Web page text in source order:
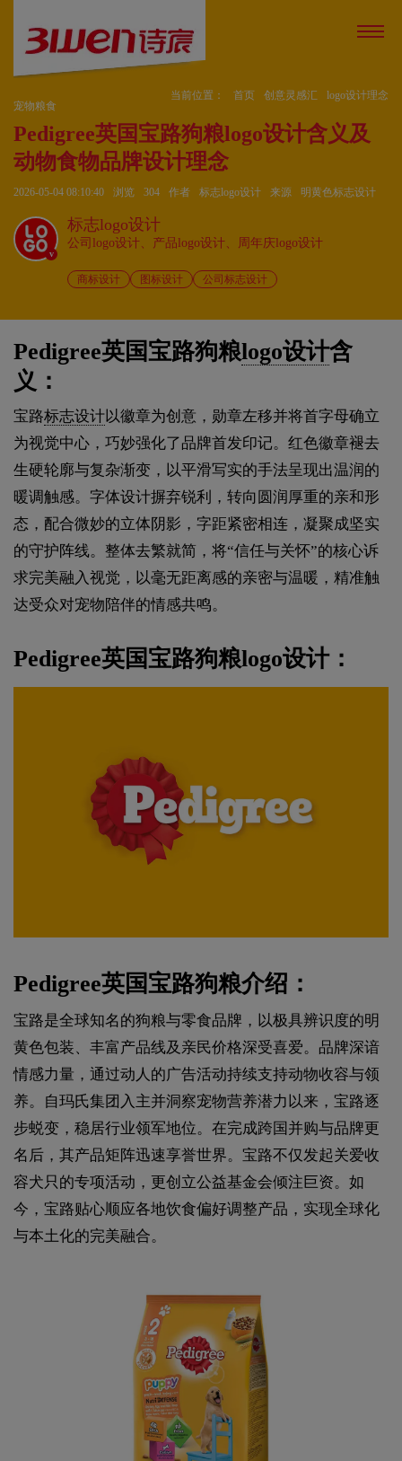
当前位置： 首页 创意灵感汇
logo设计理念
宠物粮食
Pedigree英国宝路狗粮logo设计含义及
动物食物品牌设计理念
2026-05-04 08:10:40 浏览 304 作者 标志logo设计 来源 明黄色标志设计
v
标志logo设计
公司logo设计、产品logo设计、周年庆logo设计
商标设计 图标设计 公司标志设计
Pedigree英国宝路狗粮logo设计含
义：
宝路标志设计以徽章为创意，勋章左移并将首字母确立
为视觉中心，巧妙强化了品牌首发印记。红色徽章褪去
生硬轮廓与复杂渐变，以平滑写实的手法呈现出温润的
暖调触感。字体设计摒弃锐利，转向圆润厚重的亲和形
态，配合微妙的立体阴影，字距紧密相连，凝聚成坚实
的守护阵线。整体去繁就简，将“信任与关怀”的核心诉
求完美融入视觉，以毫无距离感的亲密与温暖，精准触
达受众对宠物陪伴的情感共鸣。
Pedigree英国宝路狗粮logo设计：
Pedigree英国宝路狗粮介绍：
宝路是全球知名的狗粮与零食品牌，以极具辨识度的明
黄色包装、丰富产品线及亲民价格深受喜爱。品牌深谙
情感力量，通过动人的广告活动持续支持动物收容与领
养。自玛氏集团入主并洞察宠物营养潜力以来，宝路逐
步蜕变，稳居行业领军地位。在完成跨国并购与品牌更
名后，其产品矩阵迅速享誉世界。宝路不仅发起关爱收
容犬只的专项活动，更创立公益基金会倾注巨资。如
今，宝路贴心顺应各地饮食偏好调整产品，实现全球化
与本土化的完美融合。